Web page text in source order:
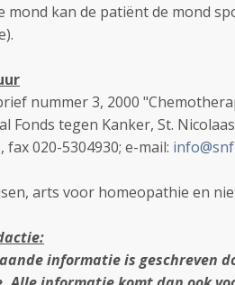
mond kan de patiënt de mond
nummer 3, 2000
Fonds tegen Kanker, St.
fax 020-5304930; e-mail:
arts voor homeopathie en
informatie is geschreven